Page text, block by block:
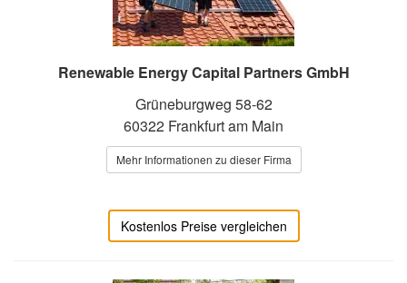
Renewable Energy Capital Partners GmbH
Grüneburgweg 58-62
60322 Frankfurt am Main
Mehr Informationen zu dieser Firma
Kostenlos Preise vergleichen